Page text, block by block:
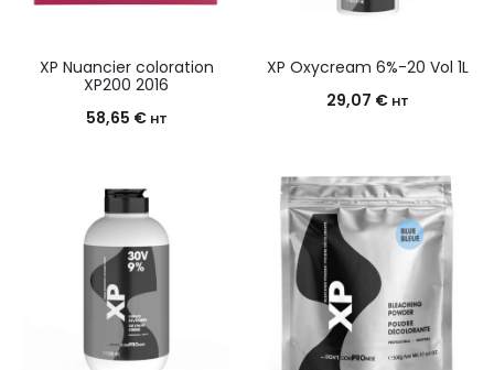
XP Nuancier coloration
XP200 2016
58,65 € HT
XP Oxycream 6%-20 Vol 1L
29,07 € HT